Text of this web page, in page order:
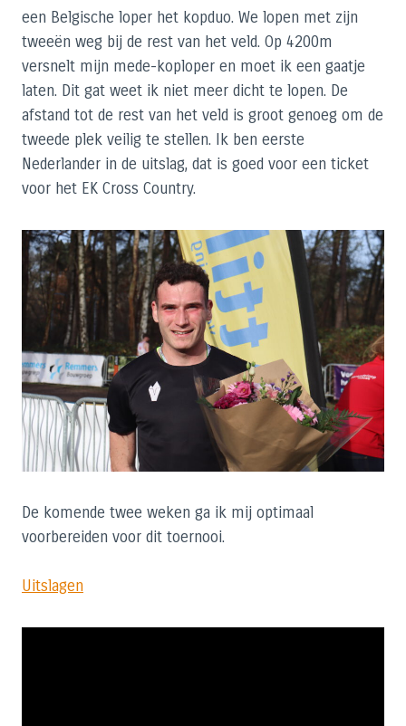
een Belgische loper het kopduo. We lopen met zijn
tweeën weg bij de rest van het veld. Op 4200m
versnelt mijn mede-koploper en moet ik een gaatje
laten. Dit gat weet ik niet meer dicht te lopen. De
afstand tot de rest van het veld is groot genoeg om de
tweede plek veilig te stellen. Ik ben eerste
Nederlander in de uitslag, dat is goed voor een ticket
voor het EK Cross Country.
De komende twee weken ga ik mij optimaal
voorbereiden voor dit toernooi.
Uitslagen